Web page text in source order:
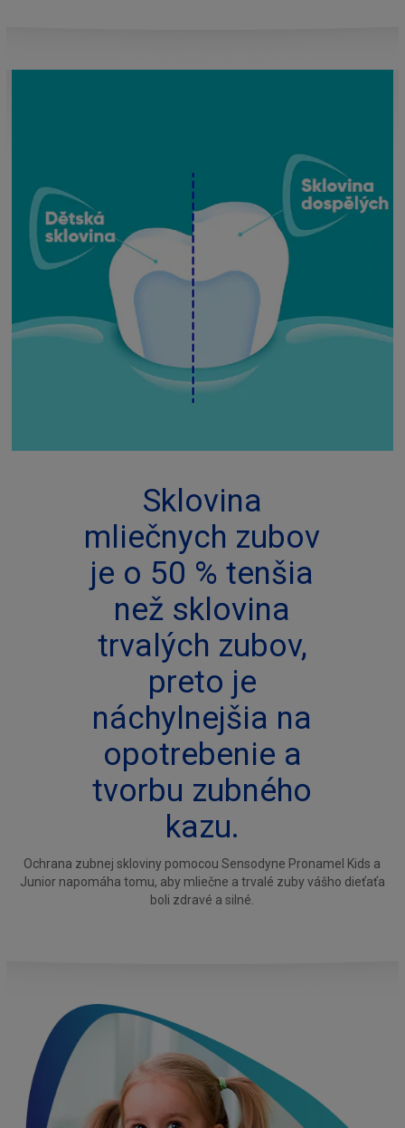
Sklovina
mliečnych zubov
je o 50 % tenšia
než sklovina
trvalých zubov,
preto je
náchylnejšia na
opotrebenie a
tvorbu zubného
kazu.
Ochrana zubnej skloviny pomocou Sensodyne Pronamel Kids a
Junior napomáha tomu, aby mliečne a trvalé zuby vášho dieťaťa
boli zdravé a silné.